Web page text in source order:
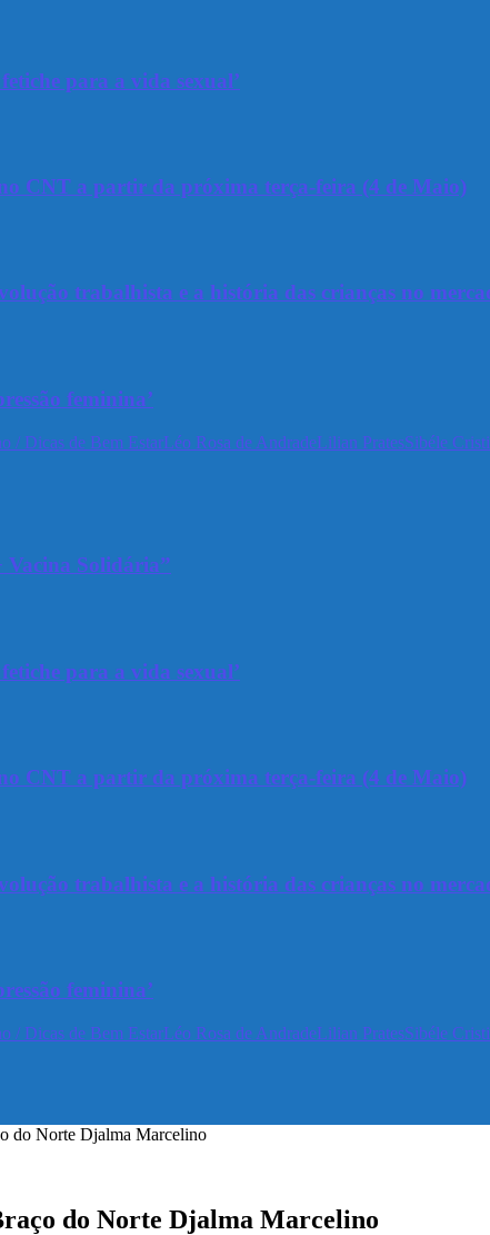
para a vida sexual’
CNT a partir da próxima terça-feira (4 de Maio)
trabalhista e a história das crianças no
feminina’
/ Dicas de Bem EstarLéo Rosa de AndradeLilian PratesSibéle
Vacina Solidária”
para a vida sexual’
CNT a partir da próxima terça-feira (4 de Maio)
trabalhista e a história das crianças no
feminina’
/ Dicas de Bem EstarLéo Rosa de AndradeLilian PratesSibéle
do Norte Djalma Marcelino
do Norte Djalma Marcelino